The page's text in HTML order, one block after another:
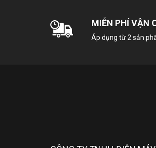
MIỄN PHÍ VẬN
Áp dụng từ 2 sản